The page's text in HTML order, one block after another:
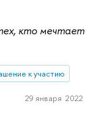
кто мечтает
к участию
29 января 2022